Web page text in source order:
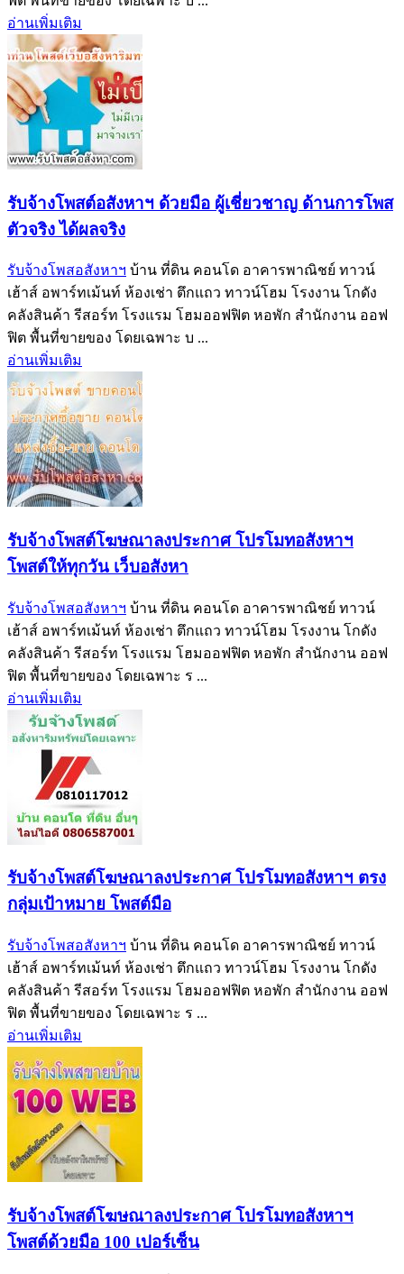
อ่านเพิ่มเติม
รับจ้างโพสต์อสังหาฯ ด้วยมือ ผู้เชี่ยวชาญ ด้านการโพส
ตัวจริง ได้ผลจริง‎
รับจ้างโพสอสังหาฯ บ้าน ที่ดิน คอนโด อาคารพาณิชย์ ทาวน์
เฮ้าส์ อพาร์ทเม้นท์ ห้องเช่า ตึกแถว ทาวน์โฮม โรงงาน โกดัง
คลังสินค้า รีสอร์ท โรงแรม โฮมออฟฟิต หอพัก สำนักงาน ออฟ
ฟิต พื้นที่ขายของ โดยเฉพาะ บ ...
อ่านเพิ่มเติม
รับจ้างโพสต์โฆษณาลงประกาศ โปรโมทอสังหาฯ
โพสต์ให้ทุกวัน เว็บอสังหา
รับจ้างโพสอสังหาฯ บ้าน ที่ดิน คอนโด อาคารพาณิชย์ ทาวน์
เฮ้าส์ อพาร์ทเม้นท์ ห้องเช่า ตึกแถว ทาวน์โฮม โรงงาน โกดัง
คลังสินค้า รีสอร์ท โรงแรม โฮมออฟฟิต หอพัก สำนักงาน ออฟ
ฟิต พื้นที่ขายของ โดยเฉพาะ ร ...
อ่านเพิ่มเติม
รับจ้างโพสต์โฆษณาลงประกาศ โปรโมทอสังหาฯ ตรง
กลุ่มเป้าหมาย โพสต์มือ
รับจ้างโพสอสังหาฯ บ้าน ที่ดิน คอนโด อาคารพาณิชย์ ทาวน์
เฮ้าส์ อพาร์ทเม้นท์ ห้องเช่า ตึกแถว ทาวน์โฮม โรงงาน โกดัง
คลังสินค้า รีสอร์ท โรงแรม โฮมออฟฟิต หอพัก สำนักงาน ออฟ
ฟิต พื้นที่ขายของ โดยเฉพาะ ร ...
อ่านเพิ่มเติม
รับจ้างโพสต์โฆษณาลงประกาศ โปรโมทอสังหาฯ
โพสต์ด้วยมือ 100 เปอร์เซ็น